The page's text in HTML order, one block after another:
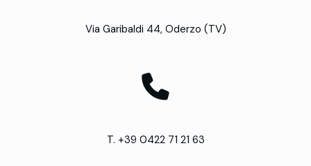
Via Garibaldi 44, Oderzo (TV)
T. +39 0422 71 21 63